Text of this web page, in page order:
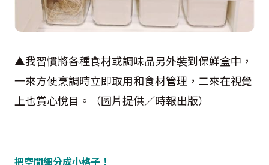
▲我習慣將各種食材或調味品另外裝到保鮮盒中，
一來方便烹調時立即取用和食材管理，二來在視覺
上也賞心悅目。（圖片提供／時報出版）
把空間細分成小格子！